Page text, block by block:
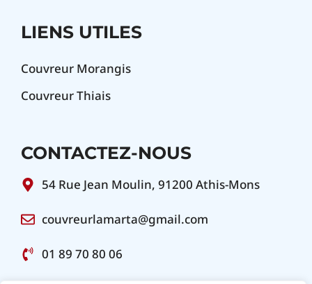
LIENS UTILES
Couvreur Morangis
Couvreur Thiais
CONTACTEZ-NOUS
54 Rue Jean Moulin, 91200 Athis-Mons
couvreurlamarta@gmail.com
01 89 70 80 06